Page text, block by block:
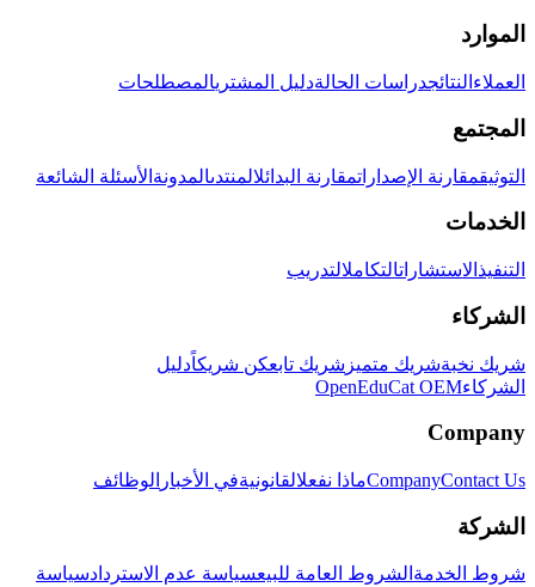
الموارد
العملاء النتائجدراسات الحالةدليل المشتريالمصطلحات
المجتمع
التوثيقمقارنة الإصداراتمقارنة البدائلالمنتدىالمدونة الأسئلة الشائعة
الخدمات
التنفيذ الاستشاراتالتكاملالتدريب
الشركاء
شريك نخبةشريك متميز شريك تابعكن شريكاًدليل
الشركاءOpenEduCat OEM
Company
CompanyContact Us ماذا نفعلالقانونيةفي الأخبار الوظائف
الشركة
شروط الخدمة الشروط العامة للبيعسياسة عدم الاستردادسياسة